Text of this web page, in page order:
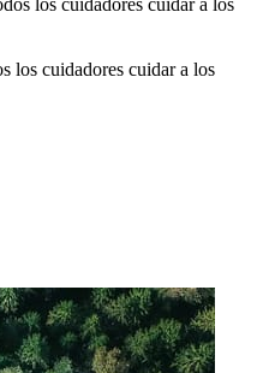
los cuidadores cuidar a los